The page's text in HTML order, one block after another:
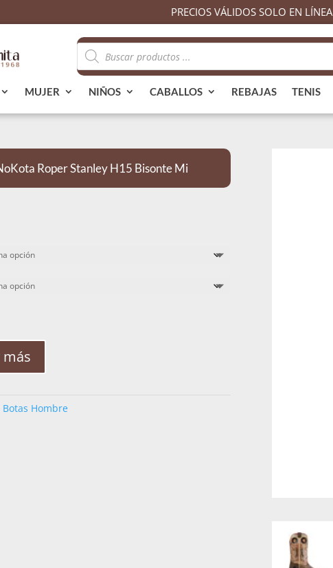
PRECIOS VÁLIDOS SOLO EN LÍNEA
Búsqueda
de
productos
MUJER NIÑOS CABALLOS REBAJAS TENIS
Roper Stanley H15 Bisonte Mi
más
Botas Hombre